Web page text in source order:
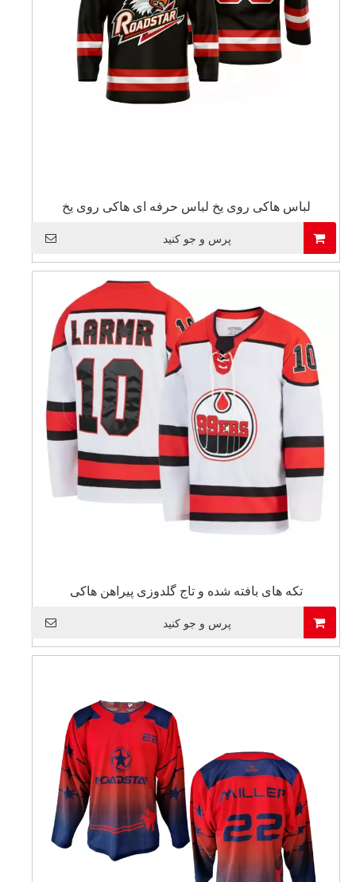
لباس هاکی روی یخ لباس حرفه ای هاکی روی یخ
پرس و جو کنید
تکه های بافته شده و تاج گلدوزی پیراهن هاکی
پرس و جو کنید